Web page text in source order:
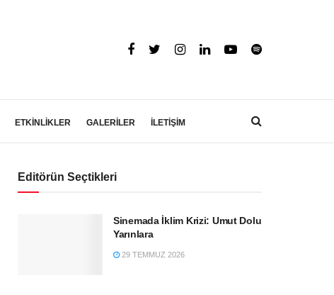
ETKİNLİKLER GALERİLER İLETİŞİM
Editörün Seçtikleri
Sinemada İklim Krizi: Umut Dolu
Yarınlara
29 TEMMUZ 2026